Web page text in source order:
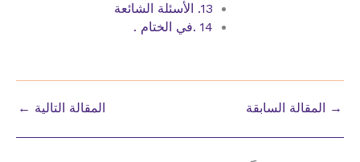
13. الأسئلة الشائعة
14 .في الختام .
→ المقالة السابقة المقالة التالية ←